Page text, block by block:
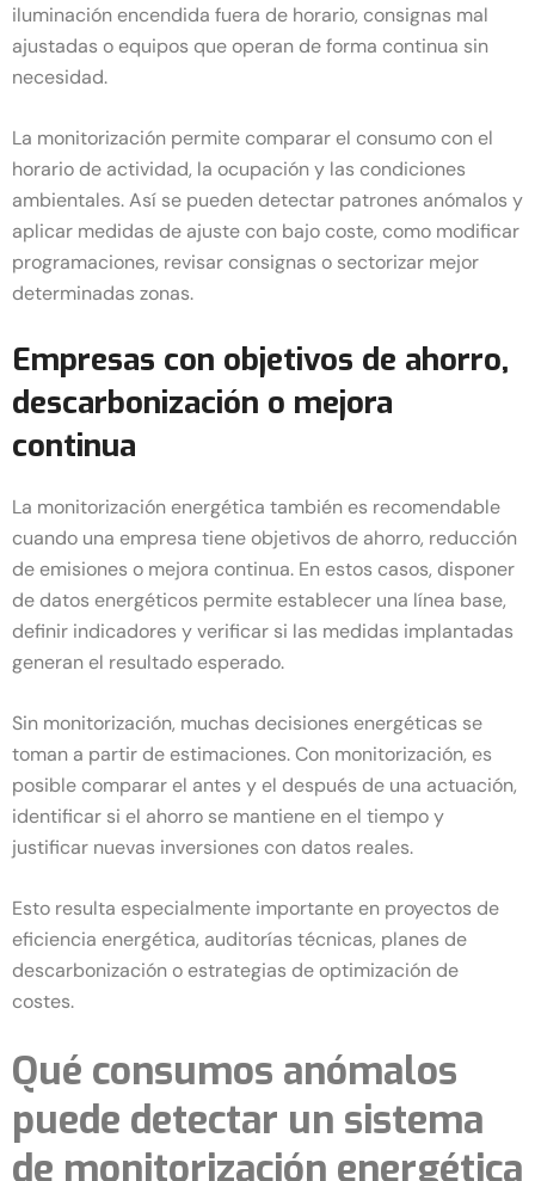
iluminación encendida fuera de horario, consignas mal
ajustadas o equipos que operan de forma continua sin
necesidad.
La monitorización permite comparar el consumo con el
horario de actividad, la ocupación y las condiciones
ambientales. Así se pueden detectar patrones anómalos y
aplicar medidas de ajuste con bajo coste, como modificar
programaciones, revisar consignas o sectorizar mejor
determinadas zonas.
Empresas con objetivos de ahorro,
descarbonización o mejora
continua
La monitorización energética también es recomendable
cuando una empresa tiene objetivos de ahorro, reducción
de emisiones o mejora continua. En estos casos, disponer
de datos energéticos permite establecer una línea base,
definir indicadores y verificar si las medidas implantadas
generan el resultado esperado.
Sin monitorización, muchas decisiones energéticas se
toman a partir de estimaciones. Con monitorización, es
posible comparar el antes y el después de una actuación,
identificar si el ahorro se mantiene en el tiempo y
justificar nuevas inversiones con datos reales.
Esto resulta especialmente importante en proyectos de
eficiencia energética, auditorías técnicas, planes de
descarbonización o estrategias de optimización de
costes.
Qué consumos anómalos
puede detectar un sistema
de monitorización energética